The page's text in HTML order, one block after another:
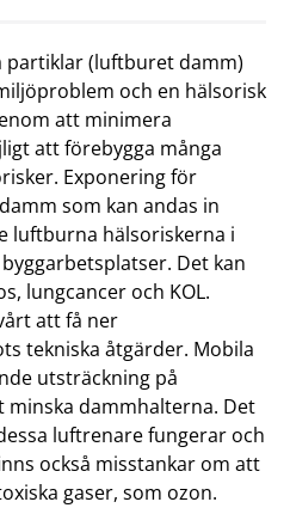
(luftburet damm)
och en hälsorisk
att minimera
att förebygga många
Exponering för
som kan andas in
luftburna hälsoriskerna i
Det kan
lungcancer och KOL.
att få ner
tekniska åtgärder. Mobila
utsträckning på
dammhalterna. Det
luftrenare fungerar och
också misstankar om att
gaser, som ozon.